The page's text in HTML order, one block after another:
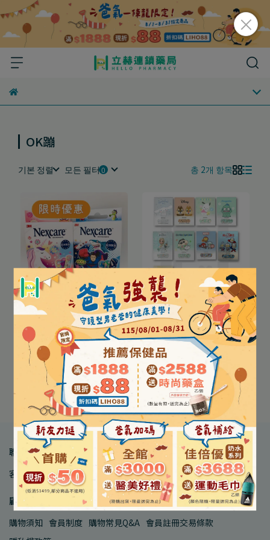
OK蹦
기본 정렬 모든 필터 총 2개 항목
【3M Nexcare】HAPPY
KIDS OK繃 酷炫款/魔法款
(未滅菌) 20片/盒
NT$110
NT$120
장바구니에 추가
【ONEDER 旺達棉品】OK
蹦 多種款式 20入/盒
NT$99
장바구니에 추가
聯絡我們
客服中心 品牌合作 人才招募
顧客服務
購物須知 會員制度 購物常見Q&A 會員註冊交易條款